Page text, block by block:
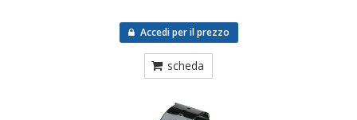
Accedi per il prezzo
scheda